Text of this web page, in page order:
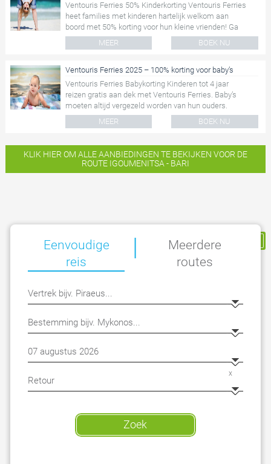
Ventouris Ferries 50% Kinderkorting Ventouris Ferries
heet families met kinderen hartelijk welkom aan
boord met 50% korting voor hun kleine vrienden! Ga
met de gehele...
BOEK NU
MEER
Ventouris Ferries 2025 – 100% korting voor baby’s
Ventouris Ferries Babykorting Kinderen tot 4 jaar
reizen gratis aan dek met Ventouris Ferries. Baby’s
moeten altijd vergezeld worden van hun ouders.
Reserveert u...
BOEK NU
MEER
KLIK HIER OM ALLE AANBIEDINGEN TE BEKIJKEN VOOR DE
ROUTE IGOUMENITSA - BARI
Mijn Reservering
Eenvoudige
reis
x
Zoek
|
Meerdere
routes